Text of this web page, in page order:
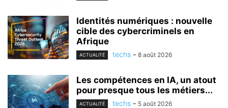
Identités numériques : nouvelle
cible des cybercriminels en
Afrique
ACTUALITÉ techs - 8 août 2026
Les compétences en IA, un atout
pour presque tous les métiers...
ACTUALITÉ techs - 5 août 2026